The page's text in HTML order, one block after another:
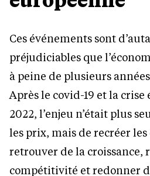
Ces événements sont
préjudiciables que
à peine de plusieurs
Après le covid-19 et la
2022, l’enjeu n’était plus
les prix, mais de recréer
retrouver de la croissance,
compétitivité et redonner